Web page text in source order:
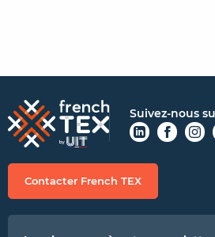
Suivez-nous
Contacter French TEX